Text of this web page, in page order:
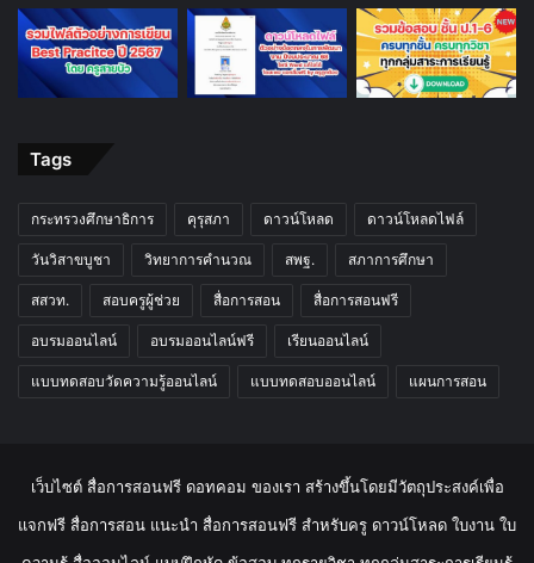
Tags
กระทรวงศึกษาธิการ คุรุสภา ดาวน์โหลด ดาวน์โหลดไฟล์
วันวิสาขบูชา วิทยาการคำนวณ สพฐ. สภาการศึกษา
สสวท. สอบครูผู้ช่วย สื่อการสอน สื่อการสอนฟรี
อบรมออนไลน์ อบรมออนไลน์ฟรี เรียนออนไลน์
แบบทดสอบวัดความรู้ออนไลน์ แบบทดสอบออนไลน์ แผนการสอน
เว็บไซต์ สื่อการสอนฟรี ดอทคอม ของเรา สร้างขึ้นโดยมีวัตถุประสงค์เพื่อ
แจกฟรี สื่อการสอน แนะนำ สื่อการสอนฟรี สำหรับครู ดาวน์โหลด ใบงาน ใบ